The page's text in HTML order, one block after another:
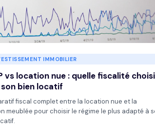
IMMOBILIER
vs location nue : quelle fiscalité
bien locatif
fiscal complet entre la location nue et la
meublée pour choisir le régime le plus adapté à